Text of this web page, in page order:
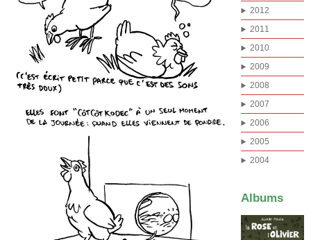
2012
2011
2010
2009
2008
2007
2006
2005
2004
Albums